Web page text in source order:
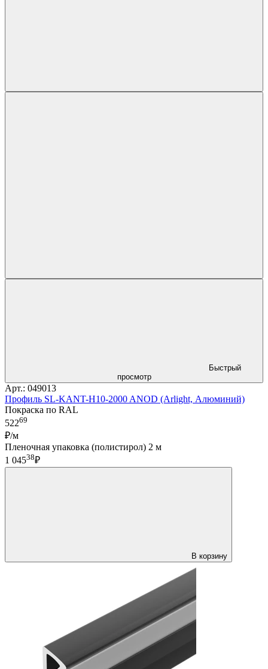
Быстрый
просмотр
Арт.: 049013
Профиль SL-KANT-H10-2000 ANOD (Arlight, Алюминий)
Покраска по RAL
52269
₽/м
Пленочная упаковка (полистирол) 2 м
1 04538₽
В корзину